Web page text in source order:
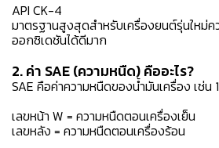
API CK-4
มาตรฐานสูงสุดสำหรับเครื่องยนต์รุ่นใหม่ค
ออกซิเดชันได้ดีมาก
2. ค่า SAE (ความหนืด) คืออะไร?
SAE คือค่าความหนืดของน้ำมันเครื่อง เช่
เลขหน้า W = ความหนืดตอนเครื่องเย็น
เลขหลัง = ความหนืดตอนเครื่องร้อน